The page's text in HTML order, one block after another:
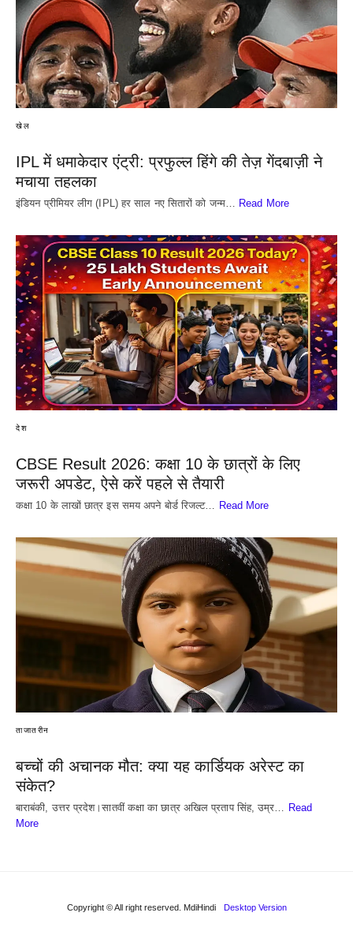
खेल
IPL में धमाकेदार एंट्री: प्रफुल्ल हिंगे की तेज़ गेंदबाज़ी ने
मचाया तहलका
इंडियन प्रीमियर लीग (IPL) हर साल नए सितारों को जन्म… Read More
देश
CBSE Result 2026: कक्षा 10 के छात्रों के लिए
जरूरी अपडेट, ऐसे करें पहले से तैयारी
कक्षा 10 के लाखों छात्र इस समय अपने बोर्ड रिजल्ट… Read More
ताजातरीन
बच्चों की अचानक मौत: क्या यह कार्डियक अरेस्ट का
संकेत?
बाराबंकी, उत्तर प्रदेश।सातवीं कक्षा का छात्र अखिल प्रताप सिंह, उम्र…
Read
More
Copyright © All right reserved. MdiHindi Desktop Version